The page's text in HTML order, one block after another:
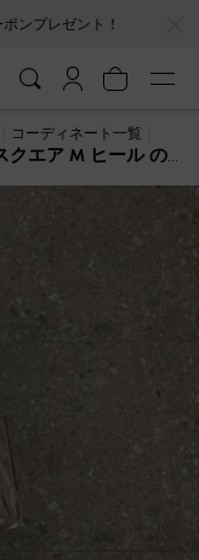
ンプレゼント！
コーディネート一覧
クエア M ヒール の